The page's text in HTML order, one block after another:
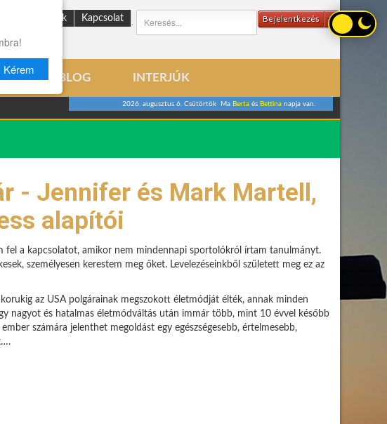
Bejelentkezés
Rólunk Kapcsolat
BLOG INTERJÚK
2026. augusztus 6. Csütörtök Ma Bertaés Bettinanapja van.
- Jennifer és Mark Martell,
alapítói
fel a kapcsolatot, amikor nem mindennapi sportolókról írtam tanulmányt.
személyesen kerestem meg őket. Levelezéseinkből született meg ez az
az USA polgárainak megszokott életmódját élték, annak minden
nagyot és hatalmas életmódváltás után immár több, mint 10 évvel később
számára jelenthet megoldást egy egészségesebb, értelmesebb,
Kérem